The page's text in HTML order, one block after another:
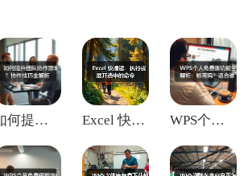
如何提升团队协作效率？协作技巧全解析 Excel 快捷键：执行或展开选中的命令 WPS个人免费版功能全解析：够用吗？适合